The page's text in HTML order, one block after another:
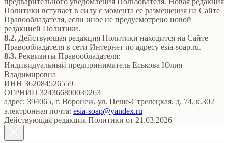
Политики вступает в силу с момента ее размещения на Сайте
Правообладателя, если иное не предусмотрено новой
редакцией Политики.
8.2. Действующая редакция Политики находится на Сайте
Правообладателя в сети Интернет по адресу esia-soap.ru.
8.3. Реквизиты Правообладателя:
Индивидуальный предприниматель Еськова Юлия
Владимировна
ИНН 362084526559
ОГРНИП 324366800039263
адрес: 394065, г. Воронеж, ул. Пеше-Стрелецкая, д. 74, к.302
электронная почта: esia-soap@yandex.ru
Действующая редакция Политики от 21.03.2026